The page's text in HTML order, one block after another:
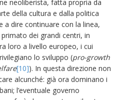
neoliberista, fatta propria da
della cultura e dalla politica
a dire continuare con la linea,
dei grandi centri, in
loro a livello europeo, i cui
lo sviluppo (pro-growth
[10]). In questa direzione non
alcunché: già ora dominano i
l’eventuale governo